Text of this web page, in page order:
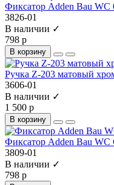
Фиксатор Adden Bau WC
3826-01
В наличии ✓
798 р
В корзину
Ручка Z-203 матовый
3606-01
В наличии ✓
1 500 р
В корзину
Фиксатор Adden Bau WC
3809-01
В наличии ✓
798 р